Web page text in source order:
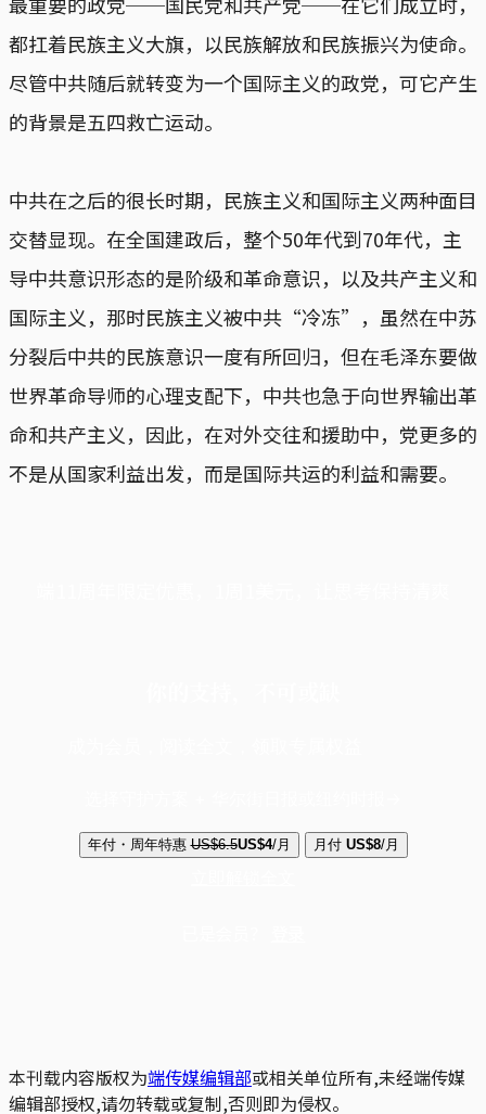
都扛着民族主义大旗，以民族解放和民族振兴为使命。
尽管中共随后就转变为一个国际主义的政党，可它产生
的背景是五四救亡运动。
中共在之后的很长时期，民族主义和国际主义两种面目
交替显现。在全国建政后，整个50年代到70年代，主
导中共意识形态的是阶级和革命意识，以及共产主义和
国际主义，那时民族主义被中共“冷冻”，虽然在中苏
分裂后中共的民族意识一度有所回归，但在毛泽东要做
世界革命导师的心理支配下，中共也急于向世界输出革
命和共产主义，因此，在对外交往和援助中，党更多的
不是从国家利益出发，而是国际共运的利益和需要。
年付・周年特惠 US$6.5US$4/月 月付 US$8/月
本刊载内容版权为端传媒编辑部或相关单位所有,未经端传媒
编辑部授权,请勿转载或复制,否则即为侵权。